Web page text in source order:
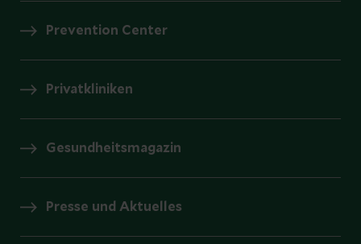
Prevention Center
Privatkliniken
Gesundheitsmagazin
Presse und Aktuelles